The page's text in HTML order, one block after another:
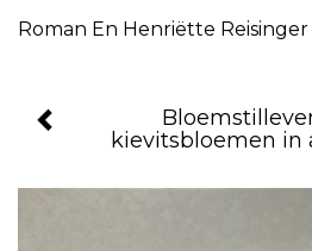
kievitsbloemen in